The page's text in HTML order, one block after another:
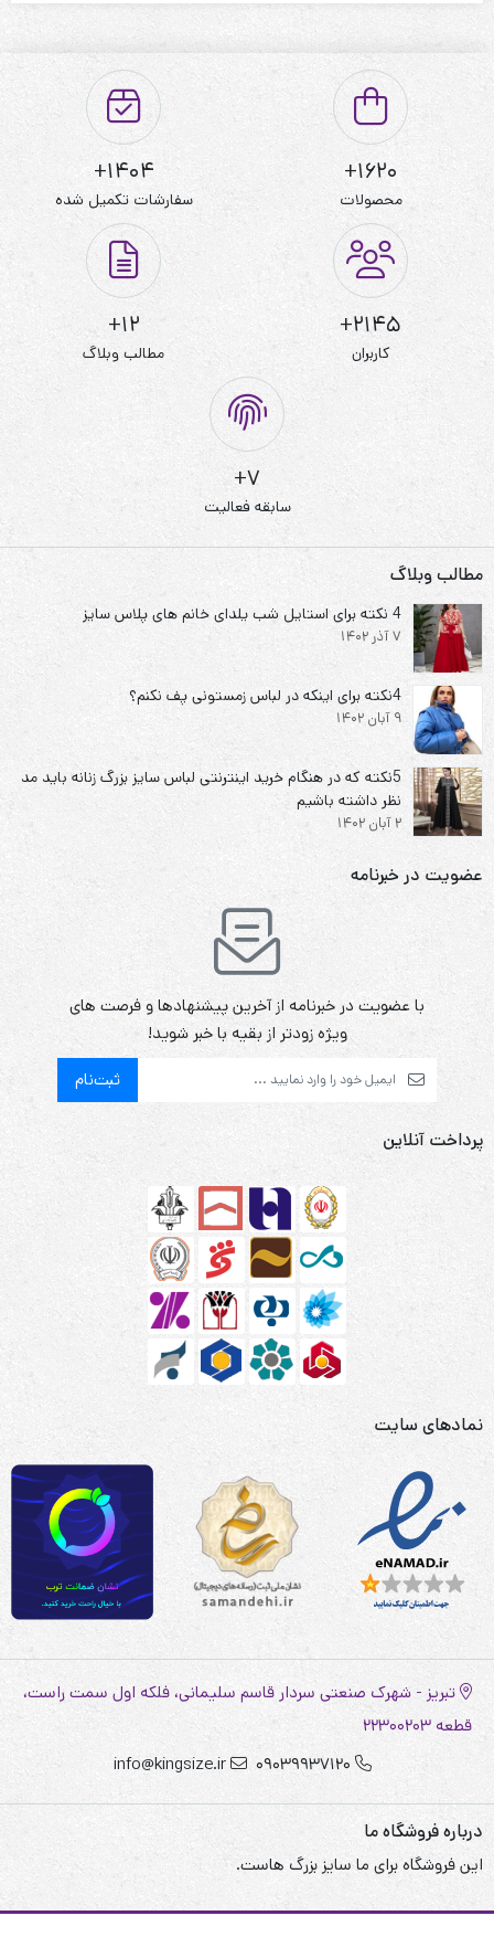
1620+
محصولات
1404+
سفارشات تکمیل شده
2145+
کاربران
12+
مطالب وبلاگ
7+
سابقه فعالیت
مطالب وبلاگ
4 نکته برای استایل شب یلدای خانم های پلاس سایز
7 آذر 1402
4نکته برای اینکه در لباس زمستونی پف نکنم؟
9 آبان 1402
5نکته که در هنگام خرید اینترنتی لباس سایز بزرگ زنانه باید مد
نظر داشته باشیم
2 آبان 1402
عضویت در خبرنامه
با عضویت در خبرنامه از آخرین پیشنهادها و فرصت های
ویژه زودتر از بقیه با خبر شوید!
ثبت‌نام
پرداخت آنلاین
نمادهای سایت
تبریز - شهرک صنعتی سردار قاسم سلیمانی، فلکه اول سمت راست،
قطعه 22300203
09039937120
info@kingsize.ir
درباره فروشگاه ما
این فروشگاه برای ما سایز بزرگ هاست.